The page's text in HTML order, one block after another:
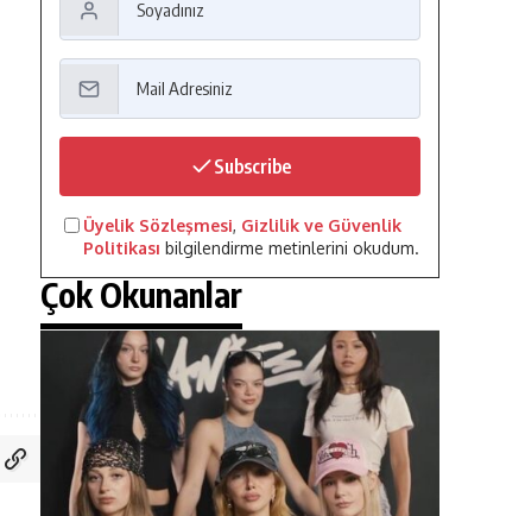
Subscribe
Üyelik Sözleşmesi, Gizlilik ve Güvenlik
Politikası bilgilendirme metinlerini okudum.
Çok Okunanlar